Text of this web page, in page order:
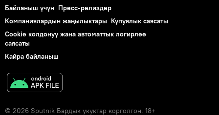
Байланыш үчүн Пресс-релиздер
Компаниялардын жаңылыктары Купуялык саясаты
Cookie колдонуу жана автоматтык логирлөө
саясаты
Кайра байланыш
© 2026 Sputnik Бардык укуктар корголгон. 18+